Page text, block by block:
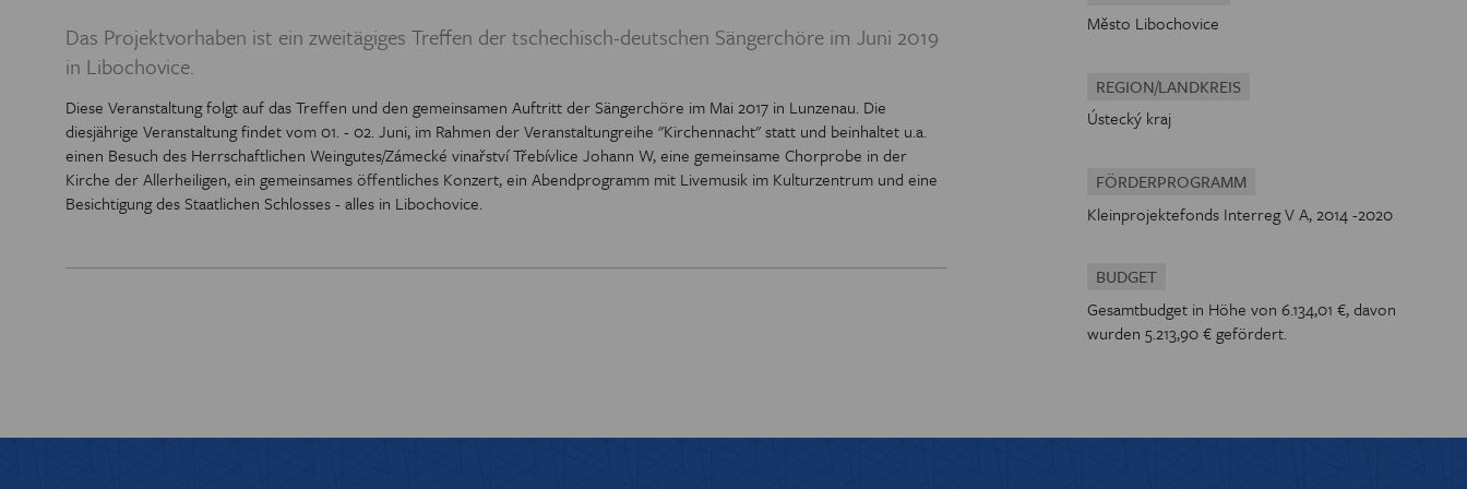
PREIS DER EUROREGION
Das Projektvorhaben ist ein zweitägiges Treffen der tschechisch-deutschen Sängerchöre im Juni 2019
in Libochovice.
Diese Veranstaltung folgt auf das Treffen und den gemeinsamen Auftritt der Sängerchöre im Mai 2017 in Lunzenau. Die
diesjährige Veranstaltung findet vom 01. - 02. Juni, im Rahmen der Veranstaltungreihe "Kirchennacht" statt und beinhaltet u.a.
einen Besuch des Herrschaftlichen Weingutes/Zámecké vinařství Třebívlice Johann W, eine gemeinsame Chorprobe in der
Kirche der Allerheiligen, ein gemeinsames öffentliches Konzert, ein Abendprogramm mit Livemusik im Kulturzentrum und eine
Besichtigung des Staatlichen Schlosses - alles in Libochovice.
Město Libochovice
REGION/LANDKREIS
Ústecký kraj
FÖRDERPROGRAMM
Kleinprojektefonds Interreg V A, 2014 -2020
BUDGET
Gesamtbudget in Höhe von 6.134,01 €, davon
wurden 5.213,90 € gefördert.